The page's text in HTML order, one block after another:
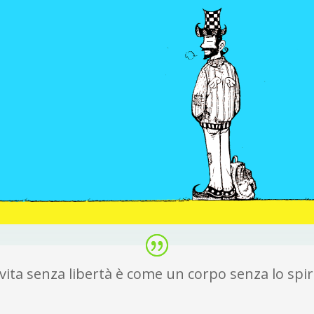
senza libertà è come un corpo senza lo